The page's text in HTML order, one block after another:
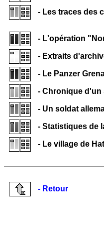
- Les traces des
- L'opération
- Extraits
- Le Panzer
- Chronique d'un
- Un soldat
- Statistiques de
- Le village de
- Retour